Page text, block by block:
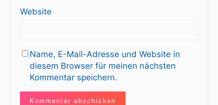
Website
Name, E-Mail-Adresse und Website in
diesem Browser für meinen nächsten
Kommentar speichern.